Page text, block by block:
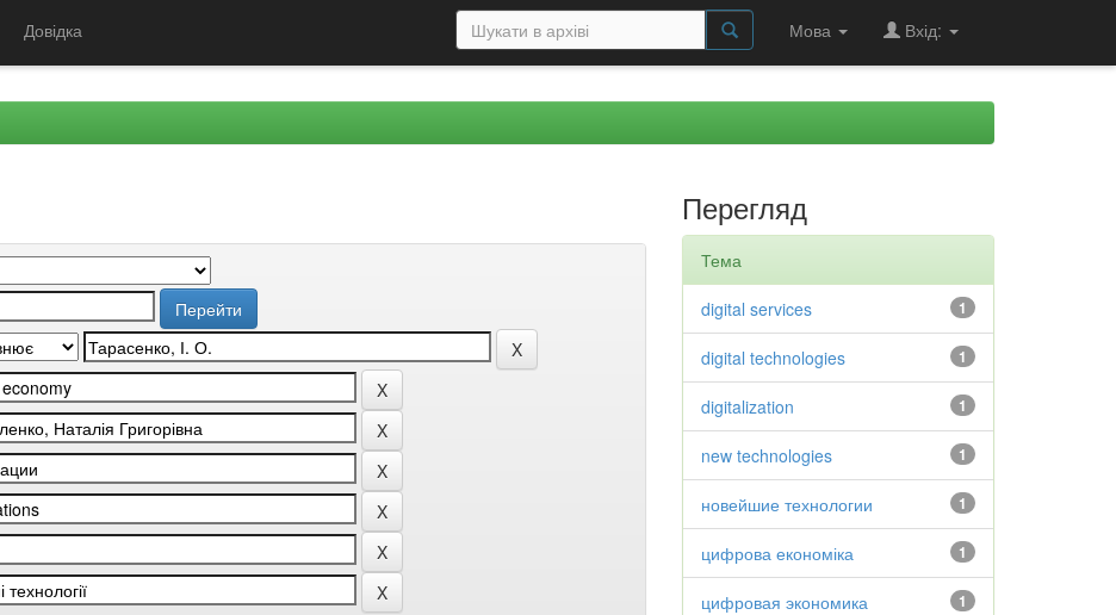
Довідка Мова Вхід:
Перегляд
Тема
1
digital services
1
digital technologies
1
digitalization
1
new technologies
1
новейшие технологии
1
цифрова економіка
1
цифровая экономика